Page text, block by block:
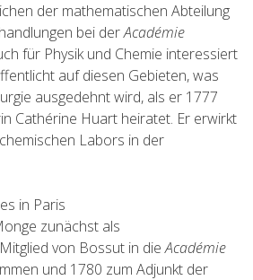
der mathematischen Abteilung
bei derAcadémie
für Physik und Chemie interessiert
auf diesen Gebieten, was
ausgedehnt wird, als er 1777
Cathérine Huart heiratet. Er erwirkt
Labors in der
in Paris
zunächst als
von Bossut in dieAcadémie
und 1780 zum Adjunkt der